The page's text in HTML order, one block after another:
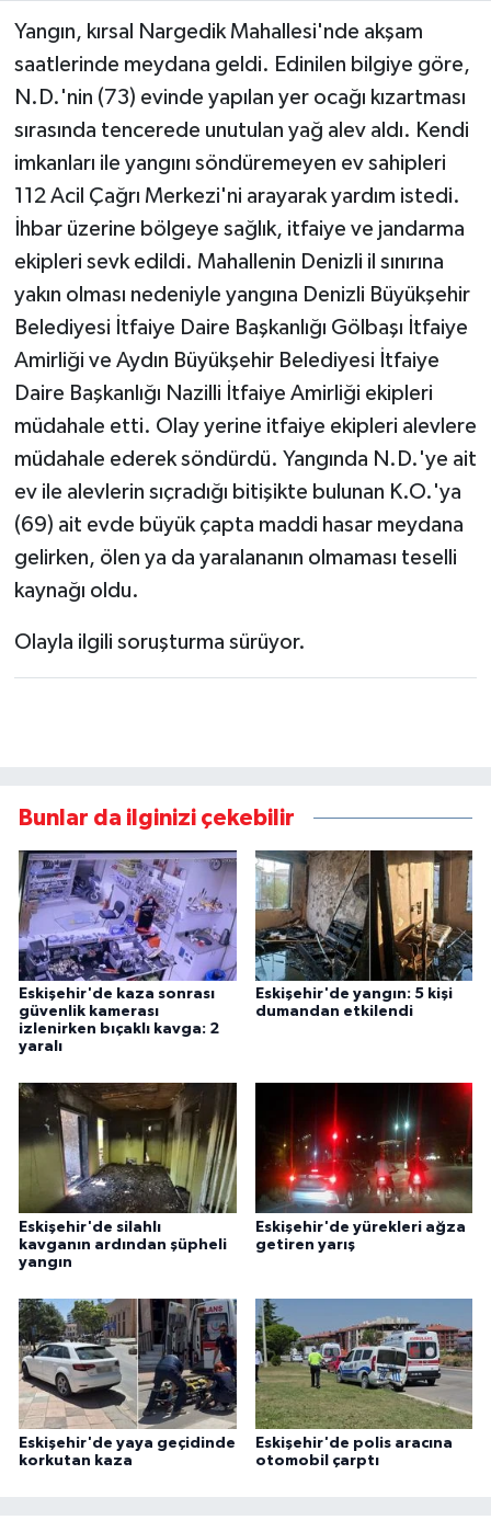
Yangın, kırsal Nargedik Mahallesi'nde akşam
saatlerinde meydana geldi. Edinilen bilgiye göre,
N.D.'nin (73) evinde yapılan yer ocağı kızartması
sırasında tencerede unutulan yağ alev aldı. Kendi
imkanları ile yangını söndüremeyen ev sahipleri
112 Acil Çağrı Merkezi'ni arayarak yardım istedi.
İhbar üzerine bölgeye sağlık, itfaiye ve jandarma
ekipleri sevk edildi. Mahallenin Denizli il sınırına
yakın olması nedeniyle yangına Denizli Büyükşehir
Belediyesi İtfaiye Daire Başkanlığı Gölbaşı İtfaiye
Amirliği ve Aydın Büyükşehir Belediyesi İtfaiye
Daire Başkanlığı Nazilli İtfaiye Amirliği ekipleri
müdahale etti. Olay yerine itfaiye ekipleri alevlere
müdahale ederek söndürdü. Yangında N.D.'ye ait
ev ile alevlerin sıçradığı bitişikte bulunan K.O.'ya
(69) ait evde büyük çapta maddi hasar meydana
gelirken, ölen ya da yaralananın olmaması teselli
kaynağı oldu.
Olayla ilgili soruşturma sürüyor.
Bunlar da ilginizi çekebilir
Eskişehir'de kaza sonrası
güvenlik kamerası
izlenirken bıçaklı kavga: 2
yaralı
Eskişehir'de yangın: 5 kişi
dumandan etkilendi
Eskişehir'de silahlı
kavganın ardından şüpheli
yangın
Eskişehir'de yürekleri ağza
getiren yarış
Eskişehir'de yaya geçidinde
korkutan kaza
Eskişehir'de polis aracına
otomobil çarptı